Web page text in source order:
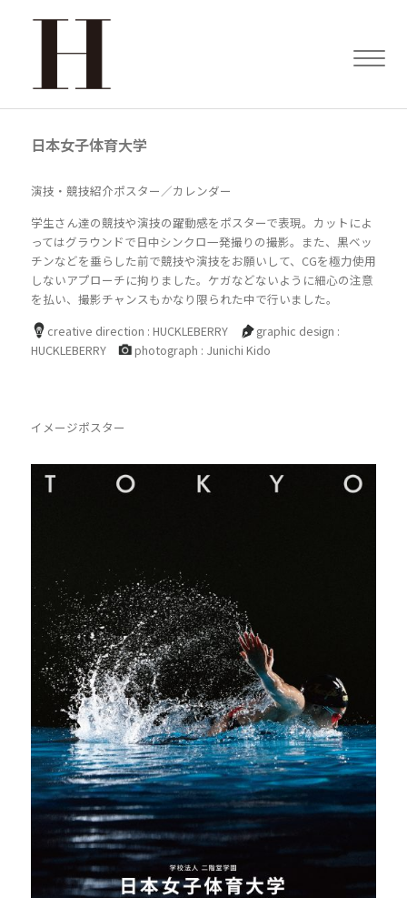
日本女子体育大学
演技・競技紹介ポスター／カレンダー
学生さん達の競技や演技の躍動感をポスターで表現。カットによ
ってはグラウンドで日中シンクロ一発撮りの撮影。また、黒ベッ
チンなどを垂らした前で競技や演技をお願いして、CGを極力使用
しないアプローチに拘りました。ケガなどないように細心の注意
を払い、撮影チャンスもかなり限られた中で行いました。
creative direction : HUCKLEBERRY
graphic design :
HUCKLEBERRY
photograph : Junichi Kido
イメージポスター